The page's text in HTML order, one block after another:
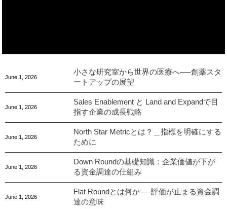
June 1, 2026
小さな研究室から世界の医療へ──創薬スタ
ートアップの展望
June 1, 2026
Sales Enablement と Land and Expandで目
指す企業の成長戦略
June 1, 2026
North Star Metricとは？＿指標を明確にする
ために
June 1, 2026
Down Roundの基礎知識：企業価値が下が
る資金調達の仕組み
June 1, 2026
Flat Roundとは何か──評価が止まる資金調
達の意味